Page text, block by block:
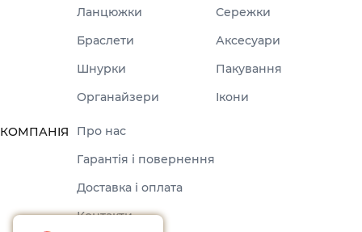
Ланцюжки
Сережки
Браслети
Аксесуари
Шнурки
Пакування
Органайзери
Ікони
КОМПАНІЯ
Про нас
Гарантія і повернення
Доставка і оплата
Контакти